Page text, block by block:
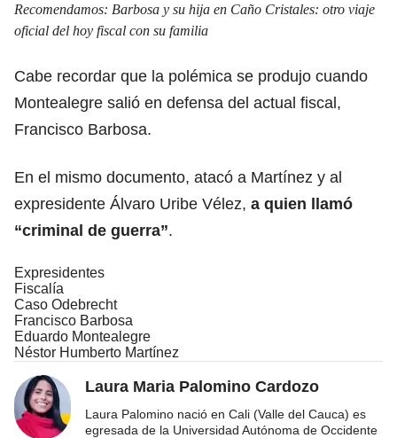
Recomendamos: Barbosa y su hija en Caño Cristales: otro viaje
oficial del hoy fiscal con su familia
Cabe recordar que la polémica se produjo cuando
Montealegre salió en defensa del actual fiscal,
Francisco Barbosa.
En el mismo documento, atacó a Martínez y al
expresidente Álvaro Uribe Vélez, a quien llamó
“criminal de guerra”.
Expresidentes
Fiscalía
Caso Odebrecht
Francisco Barbosa
Eduardo Montealegre
Néstor Humberto Martínez
Laura Maria Palomino Cardozo
Laura Palomino nació en Cali (Valle del Cauca) es
egresada de la Universidad Autónoma de Occidente